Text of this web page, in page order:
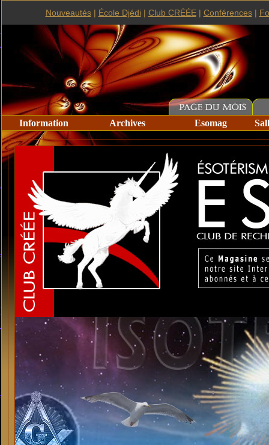
Nouveautés| École Djédi | Club CRÉÉE| Conférences|
Information Archives Esomag